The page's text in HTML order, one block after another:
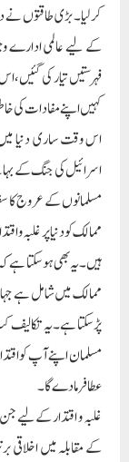
کرلیا۔بڑی طاقتوں نے
کے لیے عالمی ادارے
فہرستیں تیار کی
کہیں اپنے مفادات کی
اس وقت ساری دنیا
اسرائیل کی جنگ کے
مسلمانوں کے عروج
ممالک کو دنیا پر غلبہ
ہیں۔یہ بھی ہوسکتا ہے
ممالک میں شامل ہے
پڑسکتا ہے۔یہ تکالیف
مسلمان اپنے آپ کو
عطا فرمادے گا۔
غلبہ و اقتدار کے
کے مقابلہ میں